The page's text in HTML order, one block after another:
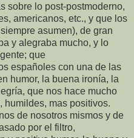
sobre lo post-postmoderno,
americanos, etc., y que los
asumen), de gran
y alegraba mucho, y lo
que
españoles con una de las
humor, la buena ironía, la
que nos hace mucho
humildes, mas positivos.
de nosotros mismos y de
por el filtro,